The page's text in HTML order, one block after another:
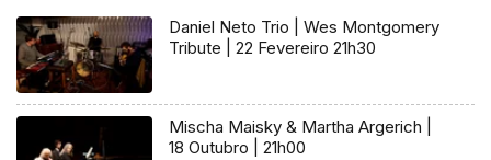
Daniel Neto Trio | Wes Montgomery
Tribute | 22 Fevereiro 21h30
Mischa Maisky & Martha Argerich |
18 Outubro | 21h00